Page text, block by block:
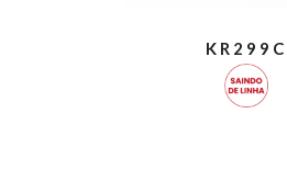
KR299C